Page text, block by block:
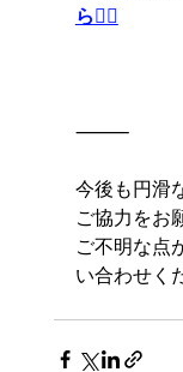
ら💁‍♂️
⸻
今後も円滑
ご協力をお
ご不明な点
い合わせく